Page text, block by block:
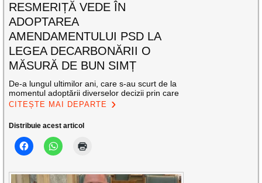
RESMERIȚĂ VEDE ÎN
ADOPTAREA
AMENDAMENTULUI PSD LA
LEGEA DECARBONĂRII O
MĂSURĂ DE BUN SIMȚ
De-a lungul ultimilor ani, care s-au scurt de la
momentul adoptării diverselor decizii prin care
CITEȘTE MAI DEPARTE
Distribuie acest articol